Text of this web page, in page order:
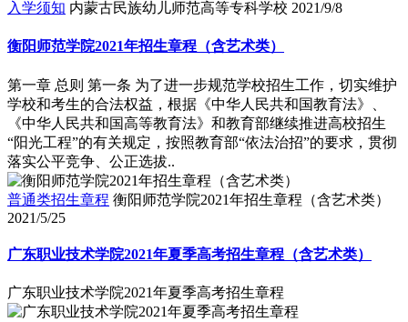
入学须知 内蒙古民族幼儿师范高等专科学校 2021/9/8
衡阳师范学院2021年招生章程（含艺术类）
第一章 总则 第一条 为了进一步规范学校招生工作，切实维护
学校和考生的合法权益，根据《中华人民共和国教育法》、
《中华人民共和国高等教育法》和教育部继续推进高校招生
“阳光工程”的有关规定，按照教育部“依法治招”的要求，贯彻
落实公平竞争、公正选拔..
普通类招生章程 衡阳师范学院2021年招生章程（含艺术类）
2021/5/25
广东职业技术学院2021年夏季高考招生章程（含艺术类）
广东职业技术学院2021年夏季高考招生章程